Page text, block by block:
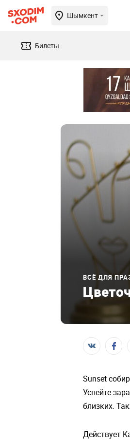
Шымкент
Билеты
ВСЁ ДЛЯ
Sunset
Успейте
близких.
Действует